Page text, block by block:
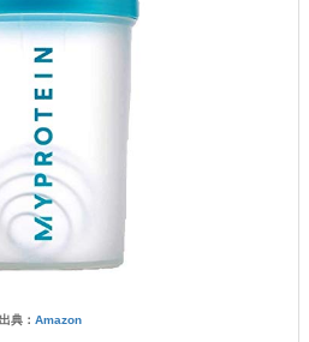
出典： Amazon